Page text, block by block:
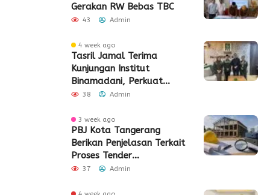
Gerakan RW Bebas TBC
43 Admin
4 week ago
Tasril Jamal Terima
Kunjungan Institut
Binamadani, Perkuat
Sinergi Bangun SDM Kota
38 Admin
3 week ago
PBJ Kota Tangerang
Berikan Penjelasan Terkait
Proses Tender
Pembangunan Eks Pabrik
37 Admin